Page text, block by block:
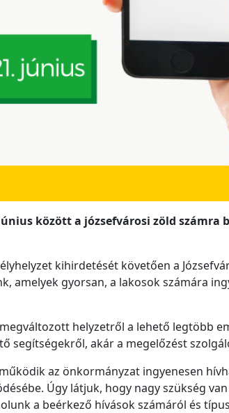
között a józsefvárosi zöld számra
kihirdetését követően a
amelyek gyorsan, a lakosok számára
helyzetről a lehető legtöbb
segítségekről, akár a megelőzést
az önkormányzat ingyenesen
Úgy látjuk, hogy nagy szükség
a beérkező hívások számáról és